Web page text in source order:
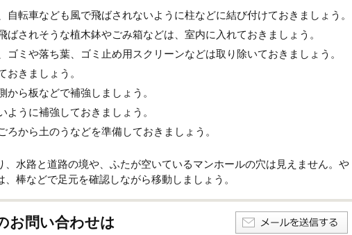
自転車なども風で飛ばされないように柱などに結び付けておきましょう。
ばされそうな植木鉢やごみ箱などは、室内に入れておきましょう。
ゴミや落ち葉、ゴミ止め用スクリーンなどは取り除いておきましょう。
おきましょう。
ら板などで補強しましょう。
うに補強しておきましょう。
から土のうなどを準備しておきましょう。
水路と道路の境や、ふたが空いているマンホールの穴は見えません。や
棒などで足元を確認しながら移動しましょう。
お問い合わせは